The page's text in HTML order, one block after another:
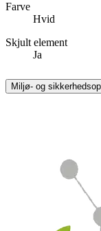
Farve
Hvid
Skjult element
Ja
Miljø- og